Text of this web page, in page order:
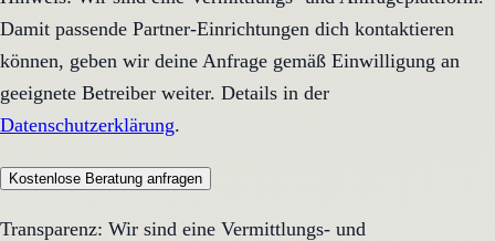
Damit passende Partner-Einrichtungen dich kontaktieren
können, geben wir deine Anfrage gemäß Einwilligung an
geeignete Betreiber weiter. Details in der
Datenschutzerklärung.
Kostenlose Beratung anfragen
Transparenz: Wir sind eine Vermittlungs- und